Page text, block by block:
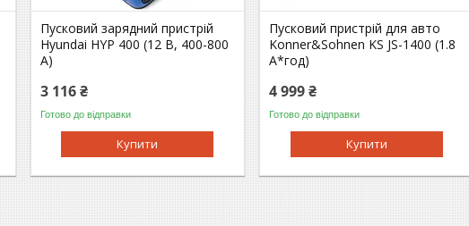
Пусковий зарядний пристрій
Hyundai HYP 400 (12 В, 400-800
А)
3 116 ₴
Готово до відправки
Купити
Пусковий пристрій для авто
Konner&Sohnen KS JS-1400 (1.8
А*год)
4 999 ₴
Готово до відправки
Купити